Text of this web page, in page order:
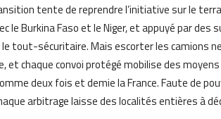
tente de reprendre l’initiative sur le
le Burkina Faso et le Niger, et appuyé par
tout-sécuritaire. Mais escorter les camions
chaque convoi protégé mobilise des moyens
deux fois et demie la France. Faute de
arbitrage laisse des localités entières à